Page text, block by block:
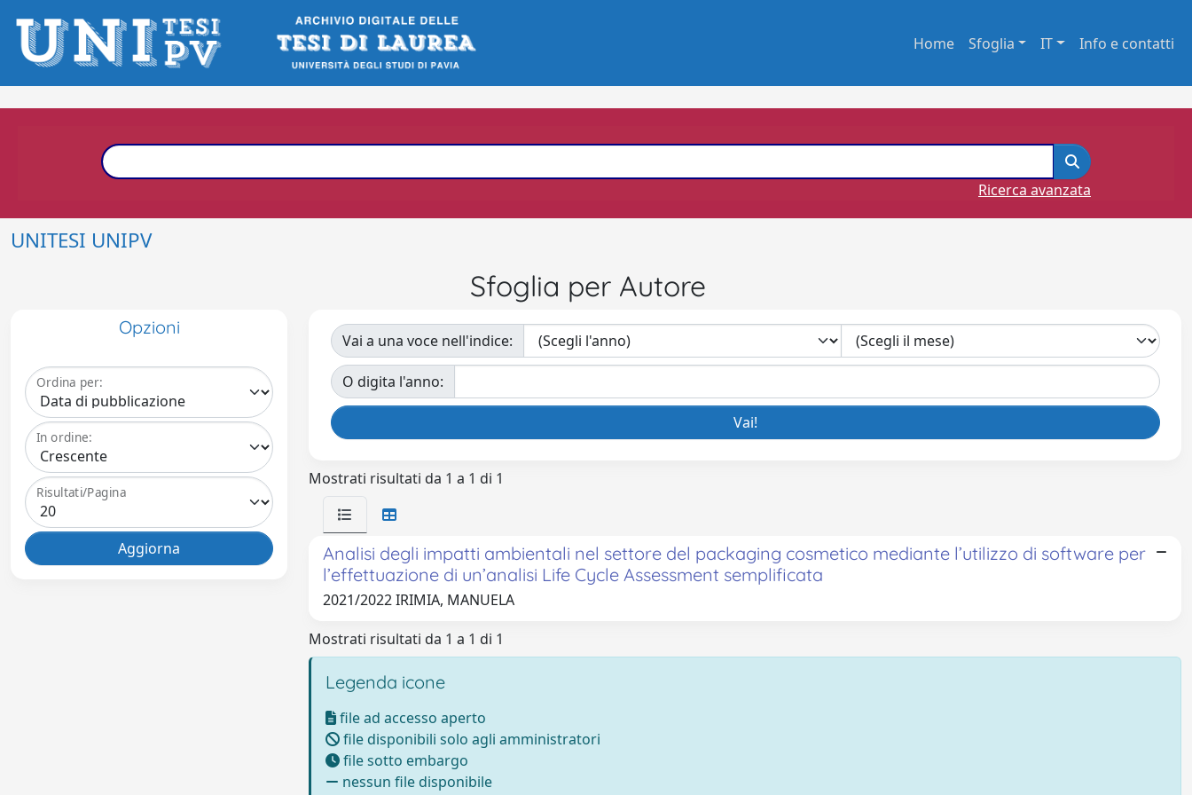
Home Sfoglia IT Info e contatti
Ricerca avanzata
UNITESI UNIPV
Sfoglia per Autore
Opzioni
Ordina per:
In ordine:
Risultati/Pagina
Vai a una voce nell'indice:
O digita l'anno:
Mostrati risultati da 1 a 1 di 1
Analisi degli impatti ambientali nel settore del packaging cosmetico mediante l’utilizzo di software per
l’effettuazione di un’analisi Life Cycle Assessment semplificata
2021/2022 IRIMIA, MANUELA
Mostrati risultati da 1 a 1 di 1
Legenda icone
file ad accesso aperto
file disponibili solo agli amministratori
file sotto embargo
nessun file disponibile